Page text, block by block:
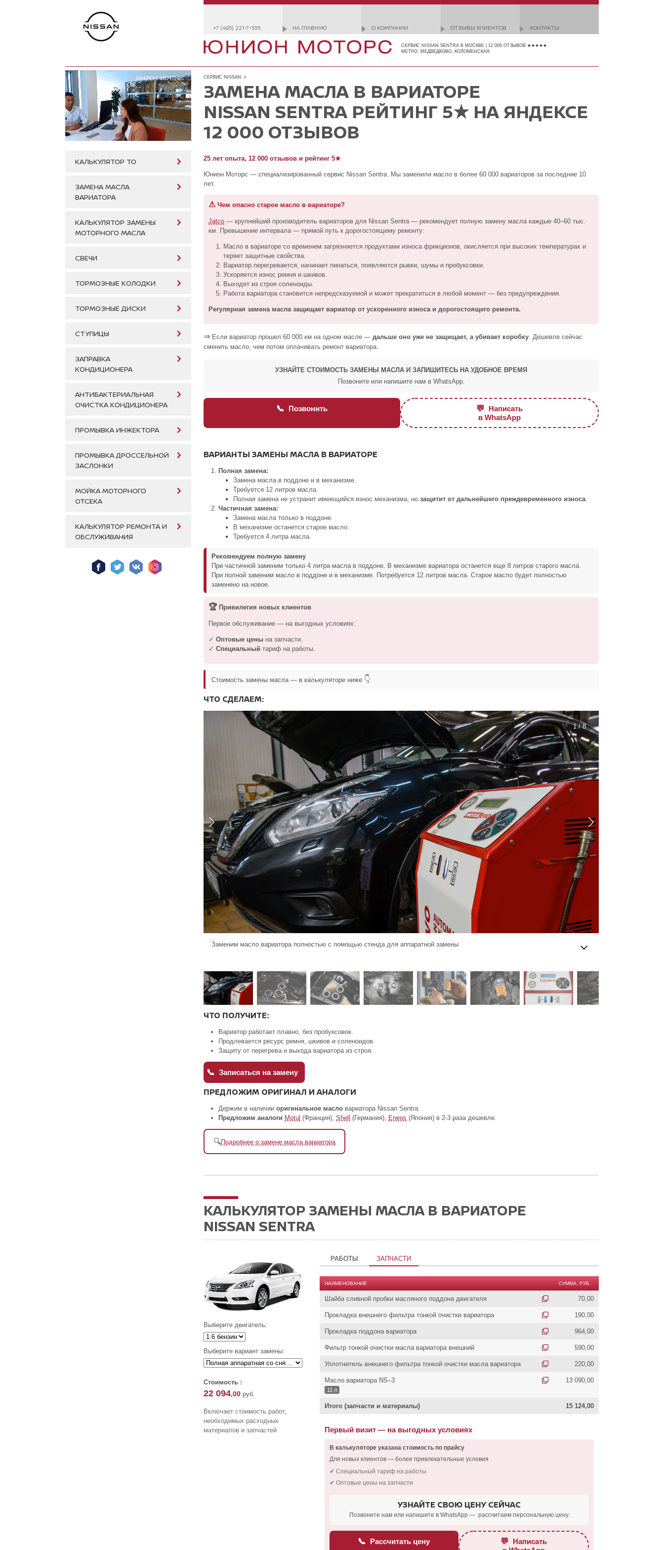
+7 (495) 221-7-555 НА ГЛАВНУЮ О КОМПАНИИ ОТЗЫВЫ КЛИЕНТОВ КОНТАКТЫ
СЕРВИС NISSAN SENTRA В МОСКВЕ | 12 000 ОТЗЫВОВ ★★★★★
МЕТРО: МЕДВЕДКОВО, КОЛОМЕНСКАЯ
КАЛЬКУЛЯТОР ТО
ЗАМЕНА МАСЛА
ВАРИАТОРА
КАЛЬКУЛЯТОР ЗАМЕНЫ
МОТОРНОГО МАСЛА
СВЕЧИ
ТОРМОЗНЫЕ КОЛОДКИ
ТОРМОЗНЫЕ ДИСКИ
СТУПИЦЫ
ЗАПРАВКА
КОНДИЦИОНЕРА
АНТИБАКТЕРИАЛЬНАЯ
ОЧИСТКА КОНДИЦИОНЕРА
ПРОМЫВКА ИНЖЕКТОРА
ПРОМЫВКА ДРОССЕЛЬНОЙ
ЗАСЛОНКИ
МОЙКА МОТОРНОГО
ОТСЕКА
КАЛЬКУЛЯТОР РЕМОНТА И
ОБСЛУЖИВАНИЯ
СЕРВИС NISSAN
ЗАМЕНА МАСЛА В ВАРИАТОРЕ
NISSAN SENTRA РЕЙТИНГ 5★ НА ЯНДЕКСЕ
12 000 ОТЗЫВОВ
25 лет опыта, 12 000 отзывов и рейтинг 5★
Юнион Моторс — специализированный сервис Nissan Sentra. Мы заменили масло в более 60 000 вариаторов за последние 10
лет.
⚠Чем опасно старое масло в вариаторе?
Jatco — крупнейший производитель вариаторов для Nissan Sentra — рекомендует полную замену масла каждые 40–60 тыс.
км. Превышение интервала — прямой путь к дорогостоящему ремонту:
Масло в вариаторе со временем загрязняется продуктами износа фрикционов, окисляется при высоких температурах и
теряет защитные свойства.
Вариатор перегревается, начинает пинаться, появляются рывки, шумы и пробуксовки.
Ускоряется износ ремня и шкивов.
Выходят из строя соленоиды.
Работа вариатора становится непредсказуемой и может прекратиться в любой момент — без предупреждения.
Регулярная замена масла защищает вариатор от ускоренного износа и дорогостоящего ремонта.
⇒ Если вариатор прошел 60 000 км на одном масле — дальше оно уже не защищает, а убивает коробку. Дешевле сейчас
сменить масло, чем потом оплачивать ремонт вариатора.
УЗНАЙТЕ СТОИМОСТЬ ЗАМЕНЫ МАСЛА И ЗАПИШИТЕСЬ НА УДОБНОЕ ВРЕМЯ
Позвоните или напишите нам в WhatsApp.
📞 Позвонить 💬 Написать
в WhatsApp
ВАРИАНТЫ ЗАМЕНЫ МАСЛА В ВАРИАТОРЕ
Полная замена:
Замена масла в поддоне и в механизме.
Требуется 12 литров масла.
Полная замена не устранит имеющийся износ механизма, но защитит от дальнейшего преждевременного износа.
Частичная замена:
Замена масла только в поддоне.
В механизме останется старое масло.
Требуется 4 литра масла.
Рекомендуем полную замену
При частичной заменим только 4 литра масла в поддоне. В механизме вариатора останется еще 8 литров старого масла.
При полной заменим масло в поддоне и в механизме. Потребуется 12 литров масла. Старое масло будет полностью
заменено на новое.
🏆Привилегия новых клиентов
Первое обслуживание — на выгодных условиях:
✓ Оптовые цены на запчасти.
✓ Специальный тариф на работы.
Стоимость замены масла — в калькуляторе ниже 👇
ЧТО СДЕЛАЕМ:
1 / 8
Заменим масло вариатора полностью с помощью стенда для аппаратной замены
ЧТО ПОЛУЧИТЕ:
Вариатор работает плавно, без пробуксовок.
Продлевается ресурс ремня, шкивов и соленоидов
Защиту от перегрева и выхода вариатора из строя.
📞 Записаться на замену
ПРЕДЛОЖИМ ОРИГИНАЛ И АНАЛОГИ
Держим в наличии оригинальное масло вариатора Nissan Sentra.
Предложим аналоги Motul (Франция), Shell (Германия), Eneos (Япония) в 2-3 раза дешевле.
🔍Подробнее о замене масла вариатора
КАЛЬКУЛЯТОР ЗАМЕНЫ МАСЛА В ВАРИАТОРЕ
NISSAN SENTRA
Выберите двигатель:
Выберите вариант замены:
Стоимость :
22 094,00 руб.
Включает стоимость работ,
необходимых расходных
материалов и запчастей
РАБОТЫ ЗАПЧАСТИ
НАИМЕНОВАНИЕ СУММА, РУБ.
Шайба сливной пробки масляного поддона двигателя 70,00
Прокладка внешнего фильтра тонкой очистки вариатора 190,00
Прокладка поддона вариатора 964,00
Фильтр тонкой очистки масла вариатора внешний 590,00
Уплотнитель внешнего фильтра тонкой очистки масла вариатора 220,00
Масло вариатора NS–3
11 л
13 090,00
Итого (запчасти и материалы) 15 124,00
Первый визит — на выгодных условиях
В калькуляторе указана стоимость по прайсу
Для новых клиентов — более привлекательные условия
✔ Специальный тариф на работы
✔ Оптовые цены на запчасти
УЗНАЙТЕ СВОЮ ЦЕНУ СЕЙЧАС
Позвоните нам или напишите в WhatsApp — рассчитаем персональную цену.
📞 Рассчитать цену 💬 Написать